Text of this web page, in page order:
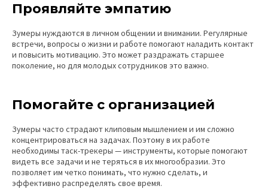
Проявляйте эмпатию
Зумеры нуждаются в личном общении и внимании. Регулярные
встречи, вопросы о жизни и работе помогают наладить контакт
и повысить мотивацию. Это может раздражать старшее
поколение, но для молодых сотрудников это важно.
Помогайте с организацией
Зумеры часто страдают клиповым мышлением и им сложно
концентрироваться на задачах. Поэтому в их работе
необходимы таск-трекеры — инструменты, которые помогают
видеть все задачи и не теряться в их многообразии. Это
позволяет им четко понимать, что нужно сделать, и
эффективно распределять свое время.